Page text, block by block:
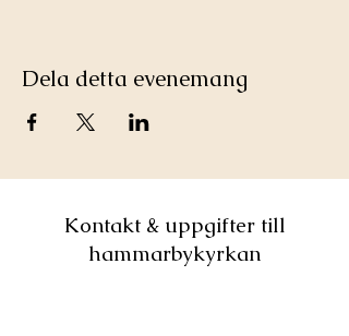
Dela detta evenemang
Kontakt & uppgifter till
hammarbykyrkan